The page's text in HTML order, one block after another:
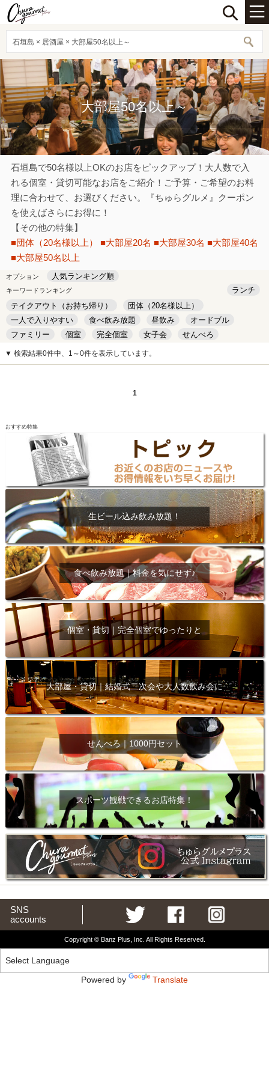
石垣島 × 居酒屋 × 大部屋50名以上～
大部屋50名以上～
石垣島で50名様以上OKのお店をピックアップ！大人数で入
れる個室・貸切可能なお店をご紹介！ご予算・ご希望のお料
理に合わせて、お選びください。『ちゅらグルメ』クーポン
を使えばさらにお得に！
【その他の特集】
■団体（20名様以上）
■大部屋20名 ■大部屋30名 ■大部屋40名
■大部屋50名以上
オプション 人気ランキング順
キーワードランキング
ランチ
テイクアウト（お持ち帰り）
団体（20名様以上）
一人で入りやすい
食べ飲み放題 昼飲み
オードブル
ファミリー
個室 完全個室 女子会
せんべろ
キッズルーム
安い デート
▼ 検索結果0件中、1～0件を表示しています。
1
おすすめ特集
生ビール込み飲み放題！
食べ飲み放題｜料金を気にせず♪
個室・貸切｜完全個室でゆったりと
大部屋・貸切｜結婚式二次会や大人数飲み会に
せんべろ｜1000円セット
スポーツ観戦できるお店特集！
SNS
accounts
Copyright © Banz Plus, Inc. All Rights Reserved.
Powered by Translate